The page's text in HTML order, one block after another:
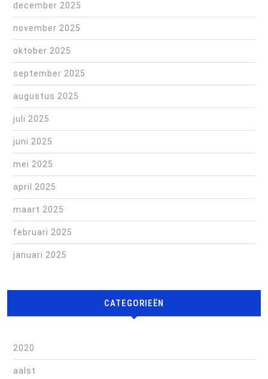
december 2025
november 2025
oktober 2025
september 2025
augustus 2025
juli 2025
juni 2025
mei 2025
april 2025
maart 2025
februari 2025
januari 2025
CATEGORIEËN
2020
aalst